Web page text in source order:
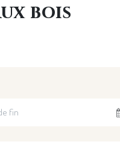
bois